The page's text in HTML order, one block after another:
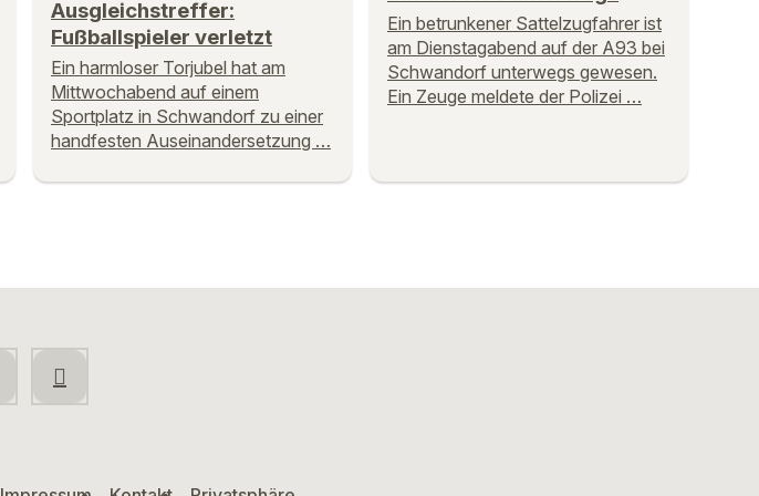
Ausgleichstreffer:
Fußballspieler verletzt
Ein harmloser Torjubel hat am
Mittwochabend auf einem
Sportplatz in Schwandorf zu einer
handfesten Auseinandersetzung …
Ein betrunkener Sattelzugfahrer ist
am Dienstagabend auf der A93 bei
Schwandorf unterwegs gewesen.
Ein Zeuge meldete der Polizei …